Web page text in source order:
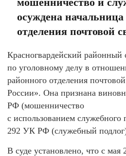
осуждена
отделения почтовой
Красногвардейский районный
по уголовному делу в
районного отделения
России». Она признана
РФ (мошенничество
с использованием служебного
292 УК РФ (служебный
В суде установлено, что с мая